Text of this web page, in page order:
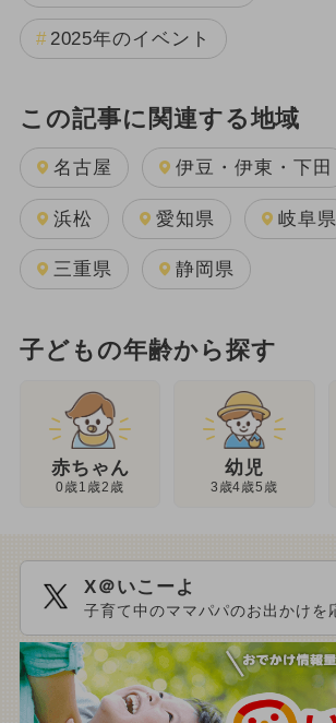
2025年のイベント
この記事に関連する地域
名古屋 伊豆・伊東・下田
浜松 愛知県 岐阜県
三重県 静岡県
子どもの年齢から探す
赤ちゃん
0歳1歳2歳
幼児
3歳4歳5歳
X＠いこーよ
子育て中のママパパのお出かけを